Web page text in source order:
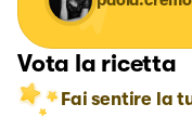
Vota la ricetta
Fai sentire la